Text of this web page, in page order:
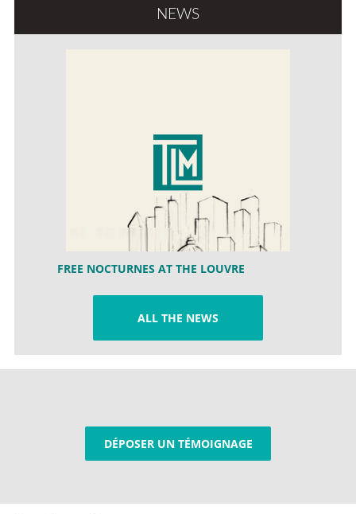
NEWS
FREE NOCTURNES AT THE LOUVRE
ALL THE NEWS
DÉPOSER UN TÉMOIGNAGE